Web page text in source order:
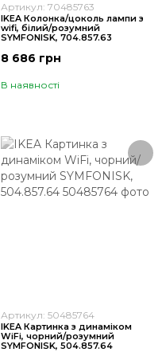
Артикул: 70485763
IKEA Колонка/цоколь лампи з
wifi, білий/розумний
SYMFONISK, 704.857.63
8 686 грн
В наявності
Артикул: 50485764
IKEA Картинка з динаміком
WiFi, чорний/розумний
SYMFONISK, 504.857.64